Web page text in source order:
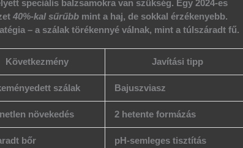
speciális balzsamokra van szükség. Egy 2024-es
40%-kal sűrűbb mint a haj, de sokkal érzékenyebb.
– a szálak törékennyé válnak, mint a túlszáradt fű.
Következmény Javítási tipp
szálak Bajuszviasz
növekedés 2 hetente formázás
bőr pH-semleges tisztítás